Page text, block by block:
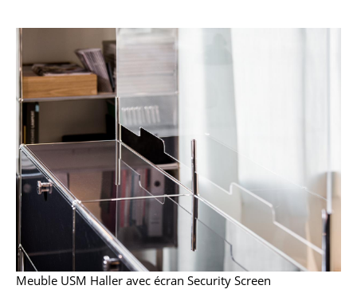
Tables basses
Bureaux & Secrétaires
Secrétaires & Tables PC
Tables de conférence et Pupitres
Tables hautes & Pupitres
Tables enfants
Table de jardin
Chariots & Dessertes
Meuble USM Haller avec écran Security Screen